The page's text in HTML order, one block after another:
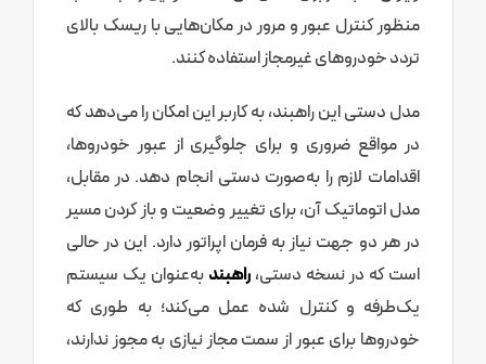
منظور کنترل عبور و مرور در مکان‌هایی با ریسک بالای
تردد خودروهای غیرمجاز استفاده کنند.
مدل دستی این راهبند، به کاربر این امکان را می‌دهد که
در مواقع ضروری و برای جلوگیری از عبور خودروها،
اقدامات لازم را به‌صورت دستی انجام دهد. در مقابل،
مدل اتوماتیک آن، برای تغییر وضعیت و باز کردن مسیر
در هر دو جهت نیاز به فرمان اپراتور دارد. این در حالی
است که در نسخه دستی،راهبند به‌عنوان یک سیستم
یک‌طرفه و کنترل شده عمل می‌کند؛ به طوری که
خودروها برای عبور از سمت مجاز نیازی به مجوز ندارند،